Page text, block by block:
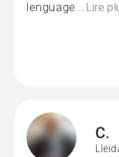
lenguage...Lire
C.